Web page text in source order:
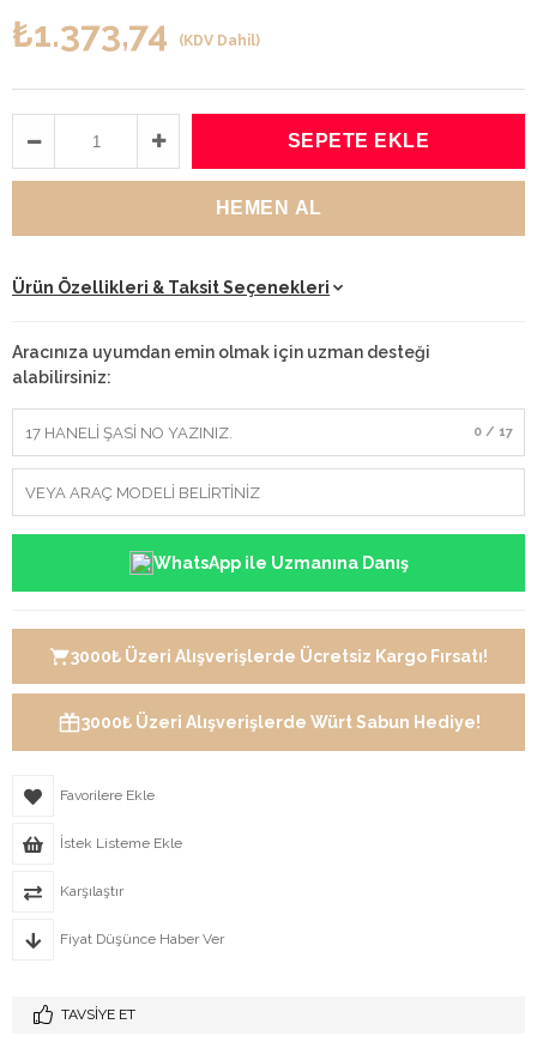
₺1.373,74 (KDV Dahil)
Ürün Özellikleri & Taksit Seçenekleri
Aracınıza uyumdan emin olmak için uzman desteği
alabilirsiniz:
0 / 17
WhatsApp ile Uzmanına Danış
3000₺ Üzeri Alışverişlerde Ücretsiz Kargo Fırsatı!
3000₺ Üzeri Alışverişlerde Würt Sabun Hediye!
Favorilere Ekle
İstek Listeme Ekle
Karşılaştır
Fiyat Düşünce Haber Ver
TAVSIYE ET